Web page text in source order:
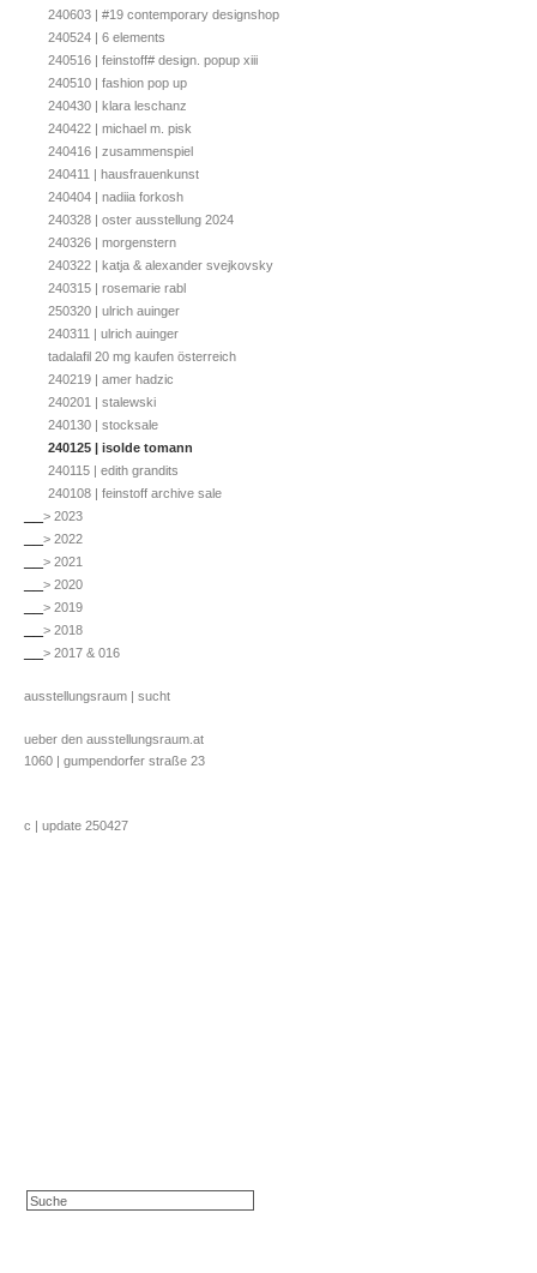
240603 | #19 contemporary designshop
240524 | 6 elements
240516 | feinstoff# design. popup xiii
240510 | fashion pop up
240430 | klara leschanz
240422 | michael m. pisk
240416 | zusammenspiel
240411 | hausfrauenkunst
240404 | nadiia forkosh
240328 | oster ausstellung 2024
240326 | morgenstern
240322 | katja & alexander svejkovsky
240315 | rosemarie rabl
250320 | ulrich auinger
240311 | ulrich auinger
tadalafil 20 mg kaufen österreich
240219 | amer hadzic
240201 | stalewski
240130 | stocksale
240125 | isolde tomann
240115 | edith grandits
240108 | feinstoff archive sale
> 2023
> 2022
> 2021
> 2020
> 2019
> 2018
> 2017 & 016
ausstellungsraum | sucht
ueber den ausstellungsraum.at
1060 | gumpendorfer straße 23
c | update 250427